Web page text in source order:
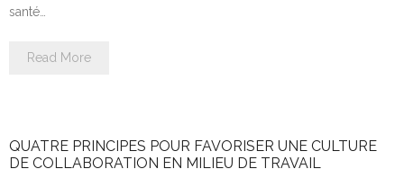
santé…
Read More
QUATRE PRINCIPES POUR FAVORISER UNE CULTURE
DE COLLABORATION EN MILIEU DE TRAVAIL